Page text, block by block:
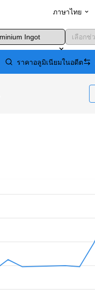
ภาษาไทย
ราคาอลูมิเนียมในอดีต